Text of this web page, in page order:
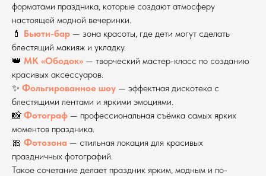
форматами праздника, которые создают атмосферу
настоящей модной вечеринки.
💄 Бьюти-бар — зона красоты, где дети могут сделать
блестящий макияж и укладку.
👑 МК «Ободок» — творческий мастер-класс по созданию
красивых аксессуаров.
✨ Фольгированное шоу — эффектная дискотека с
блестящими лентами и яркими эмоциями.
📸 Фотограф — профессиональная съёмка самых ярких
моментов праздника.
🎀 Фотозона — стильная локация для красивых
праздничных фотографий.
Такое сочетание делает праздник ярким, модным и по-